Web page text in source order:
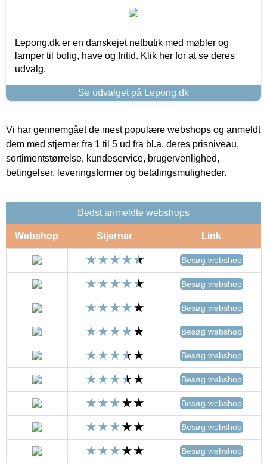
Lepong.dk er en danskejet netbutik med møbler og
lamper til bolig, have og fritid. Klik her for at se deres
udvalg.
Se udvalget på Lepong.dk
Vi har gennemgået de mest populære webshops og anmeldt
dem med stjerner fra 1 til 5 ud fra bl.a. deres prisniveau,
sortimentstørrelse, kundeservice, brugervenlighed,
betingelser, leveringsformer og betalingsmuligheder.
Bedst anmeldte webshops
Webshop Stjerner Link
Besøg webshop
Besøg webshop
Besøg webshop
Besøg webshop
Besøg webshop
Besøg webshop
Besøg webshop
Besøg webshop
Besøg webshop